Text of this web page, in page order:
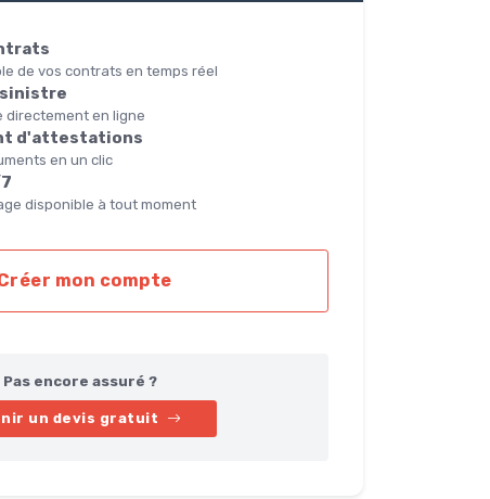
de vos contrats en temps réel
directement en ligne
d'attestations
en un clic
disponible à tout moment
mon compte
Pas encore assuré ?
un devis gratuit